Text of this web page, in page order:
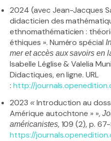
2024 (avec Jean-Jacques
didacticien des
ethnomathématicien :
éthiques ». Numéro spécial
mer et accès aux savoirs en
Isabelle Léglise & Valelia
Didactiques, en ligne. URL
: http://
2023 « Introduction au
Amérique autochtone » »,
américanistes, 109 (2), p. 67-
https://